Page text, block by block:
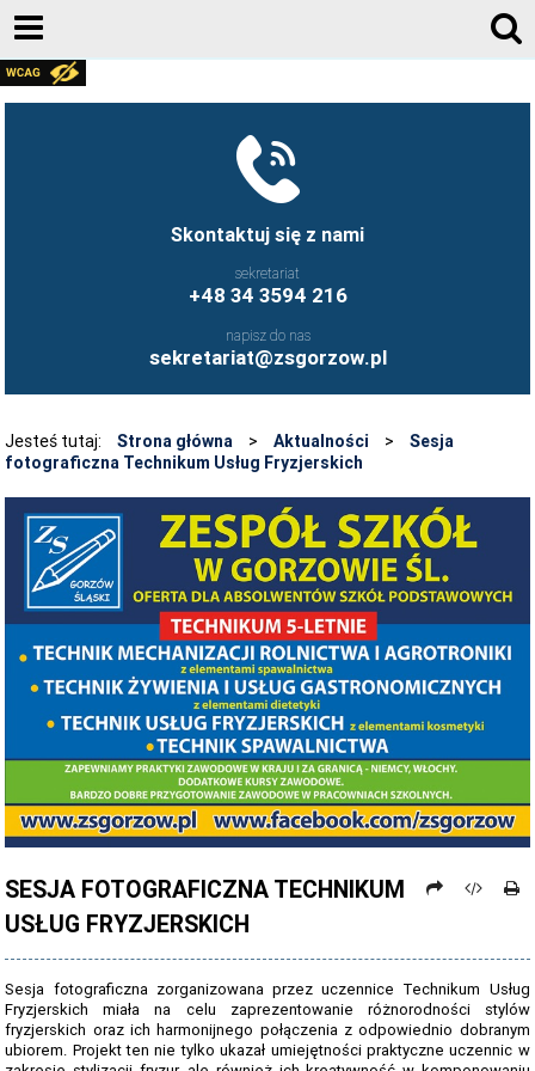
Skontaktuj się z nami
sekretariat
+48 34 3594 216
napisz do nas
sekretariat@zsgorzow.pl
AKTUALNOŚCI
UCZNIOWIE ZS GORZÓW ŚLĄSKI - FB
FRYZJERSTWO NASZEJ SZKOŁY - FB
O SZKOLE
HISTORIA SZKOŁY
GALERIA ZDJĘĆ 2020-2026
PROCEDURY NAUKI ZDALNEJ
PROCEDURY BEZPIECZEŃSTWA - COVID-19 - OD 15 WRZEŚNIA 2021
PREZENTACJA SZKOŁY 2026 - 2027
ZDJĘCIA GRUPOWE 2022 - 2023
KADRA PEDAGOGICZNA
DANE OSOBOWE
PROJEKT: "NOWE SPOJRZENIE - NOWE MOŻLIWOŚCI - SPOJRZENIE W
PRZYSZŁOŚĆ"
NABÓR NA ROK SZKOLNY 2026/2027
NASZE KIERUNKI TECHNIKUM - 2026-2027 - OPIS
REGULAMIN REKRUTACJI SZKOŁY DZIENNE 2026-2027
Jesteś tutaj: Strona główna > Aktualności >
Sesja
fotograficzna Technikum Usług Fryzjerskich
SESJA FOTOGRAFICZNA TECHNIKUM
USŁUG FRYZJERSKICH
Sesja fotograficzna zorganizowana przez uczennice Technikum Usług
Fryzjerskich miała na celu zaprezentowanie różnorodności stylów
fryzjerskich oraz ich harmonijnego połączenia z odpowiednio dobranym
ubiorem. Projekt ten nie tylko ukazał umiejętności praktyczne uczennic w